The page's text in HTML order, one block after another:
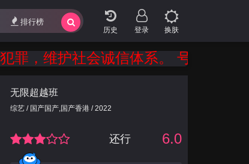
登录 换肤
排行榜
社会诚信体系。 号码陌生
无限超越班
综艺 / 国产国产,国产香港 / 2022
还行 6.0